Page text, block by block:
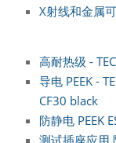
X射线和金属
高耐热级 -
导电 PEEK -
CF30 black
防静电 PEEK